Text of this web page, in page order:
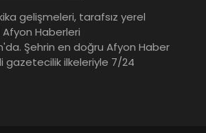
gelişmeleri, tarafsız yerel
Haberleri
Şehrin en doğru Afyon Haber
gazetecilik ilkeleriyle 7/24